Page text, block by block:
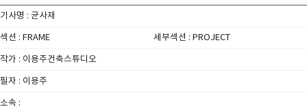
기사명 : 균사재
섹션 : FRAME 세부섹션 : PROJECT
작가 : 이용주건축스튜디오
필자 : 이용주
소속 :